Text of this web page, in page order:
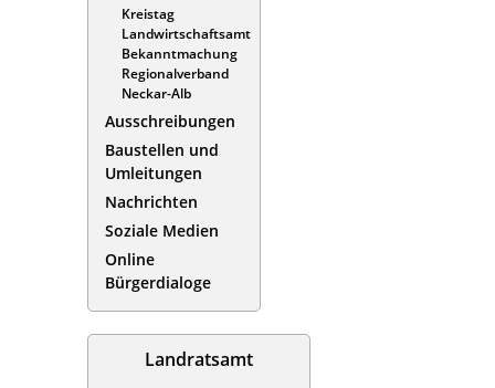
Kreistag
Landwirtschaftsamt
Bekanntmachung
Regionalverband
Neckar-Alb
Ausschreibungen
Baustellen und
Umleitungen
Nachrichten
Soziale Medien
Online
Bürgerdialoge
Landratsamt